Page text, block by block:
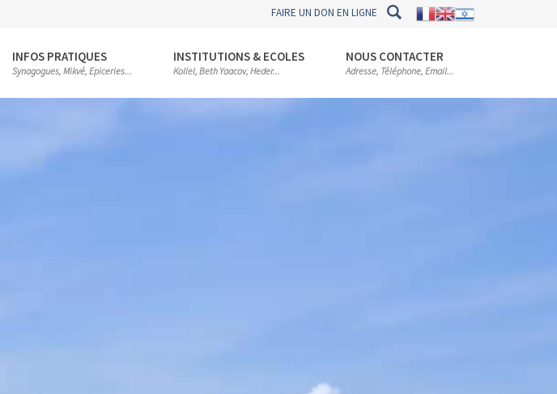
FAIRE UN DON EN LIGNE
INFOS PRATIQUES
Synagogues, Mikvé, Epiceries...
INSTITUTIONS & ECOLES
Kollel, Beth Yaacov, Heder...
NOUS CONTACTER
Adresse, Téléphone, Email...